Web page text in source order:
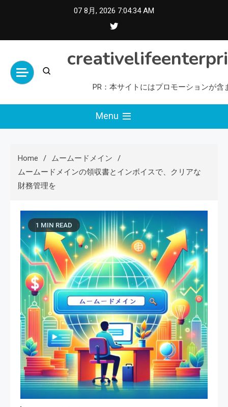
07 8月, 2026 7:04:35 AM
PR：本サイトにはプロモーションが含
Menu
Home
ムームードメイン
ムームードメインの領収書とインボイスで、クリアな
財務管理を
1 MIN READ